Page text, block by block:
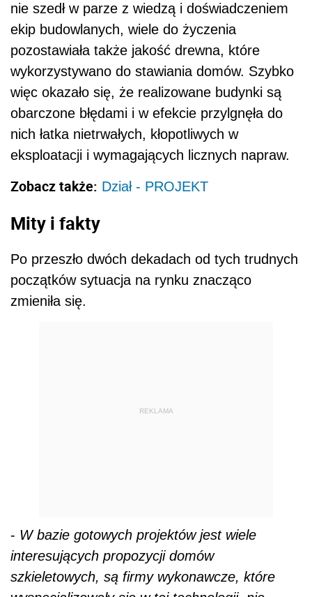
nie szedł w parze z wiedzą i doświadczeniem
ekip budowlanych, wiele do życzenia
pozostawiała także jakość drewna, które
wykorzystywano do stawiania domów. Szybko
więc okazało się, że realizowane budynki są
obarczone błędami i w efekcie przylgnęła do
nich łatka nietrwałych, kłopotliwych w
eksploatacji i wymagających licznych napraw.
Zobacz także: Dział - PROJEKT
Mity i fakty
Po przeszło dwóch dekadach od tych trudnych
początków sytuacja na rynku znacząco
zmieniła się.
REKLAMA
- W bazie gotowych projektów jest wiele
interesujących propozycji domów
szkieletowych, są firmy wykonawcze, które